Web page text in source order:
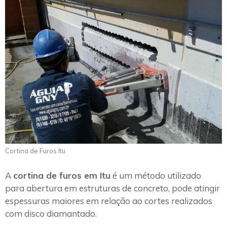
Cortina de Furos Itu
A cortina de furos em Itu é um método utilizado
para abertura em estruturas de concreto, pode atingir
espessuras maiores em relação ao cortes realizados
com disco diamantado.